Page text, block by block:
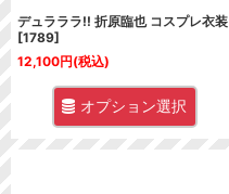
デュラララ!! 折原臨也 コスプレ衣装
[1789]
12,100円(税込)
オプション選択